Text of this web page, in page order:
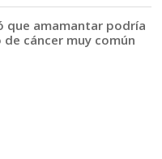
que amamantar podría
cáncer muy común